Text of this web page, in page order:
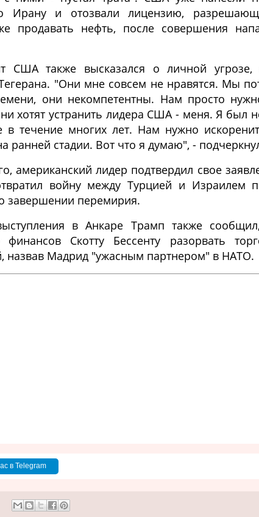
Ирану и отозвали лицензию,
продавать нефть, после совершения
США также высказался о личной угрозе,
"Они мне совсем не нравятся. Мы
они некомпетентны. Нам просто
хотят устранить лидера США - меня. Я был
в течение многих лет. Нам нужно
ранней стадии. Вот что я думаю", -
американский лидер подтвердил свое
войну между Турцией и Израилем
завершении перемирия.
в Анкаре Трамп также
финансов Скотту Бессенту разорвать
назвав Мадрид "ужасным партнером" в НАТО.
в Telegram